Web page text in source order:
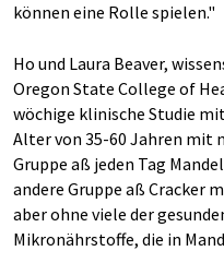
können eine Rolle spielen."
Ho und Laura Beaver,
Oregon State College of
wöchige klinische Studie
Alter von 35-60 Jahren mit
Gruppe aß jeden Tag
andere Gruppe aß Cracker
aber ohne viele der
Mikronährstoffe, die in